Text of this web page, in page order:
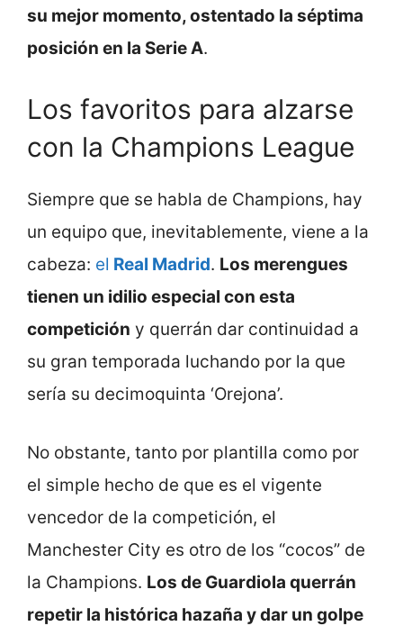
su mejor momento, ostentado la séptima
posición en la Serie A.
Los favoritos para alzarse
con la Champions League
Siempre que se habla de Champions, hay
un equipo que, inevitablemente, viene a la
cabeza: el Real Madrid. Los merengues
tienen un idilio especial con esta
competición y querrán dar continuidad a
su gran temporada luchando por la que
sería su decimoquinta ‘Orejona’.
No obstante, tanto por plantilla como por
el simple hecho de que es el vigente
vencedor de la competición, el
Manchester City es otro de los “cocos” de
la Champions. Los de Guardiola querrán
repetir la histórica hazaña y dar un golpe